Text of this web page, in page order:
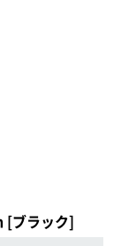
[ブラック]